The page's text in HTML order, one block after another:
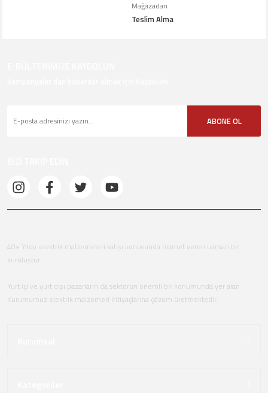
Mağazadan
Teslim Alma
ABONE OL
40+ Yıldır elektrik malzemeleri satışı konusunda hizmet veren uzman bir
kuruluştur.
Yurt içi ve yurt dışı pazarların da sektörün önemli bir konumunda yer alan
Kurumumuz elektrik malzemeri ihtiyaçlarına çözüm üretmektedir.